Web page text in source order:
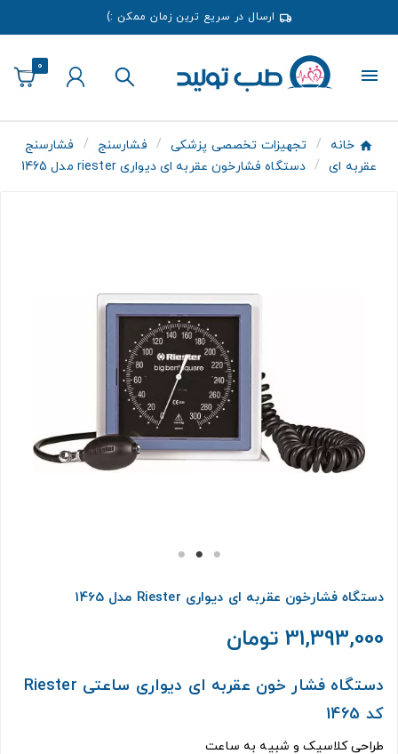
ارسال در سریع ترین زمان ممکن :)
0
خانه تجهیزات تخصصی پزشکی فشارسنج
فشارسنج
عقربه ای
دستگاه فشارخون عقربه ای دیواری riester مدل 1465
دستگاه فشارخون عقربه ای دیواری Riester مدل 1465
31,393,000 تومان
دستگاه فشار خون عقربه ای دیواری ساعتی Riester
کد 1465
طراحی کلاسیک و شبیه به ساعت